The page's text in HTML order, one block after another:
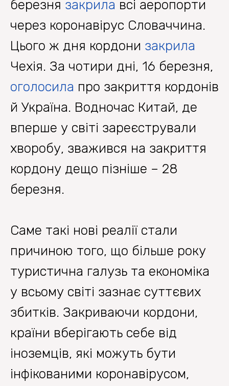
березня закрила всі аеропорти
через коронавірус Словаччина.
Цього ж дня кордони закрила
Чехія. За чотири дні, 16 березня,
оголосила про закриття кордонів
й Україна. Водночас Китай, де
вперше у світі зареєстрували
хворобу, зважився на закриття
кордону дещо пізніше – 28
березня.
Саме такі нові реалії стали
причиною того, що більше року
туристична галузь та економіка
у всьому світі зазнає суттєвих
збитків. Закриваючи кордони,
країни вберігають себе від
іноземців, які можуть бути
інфікованими коронавірусом,